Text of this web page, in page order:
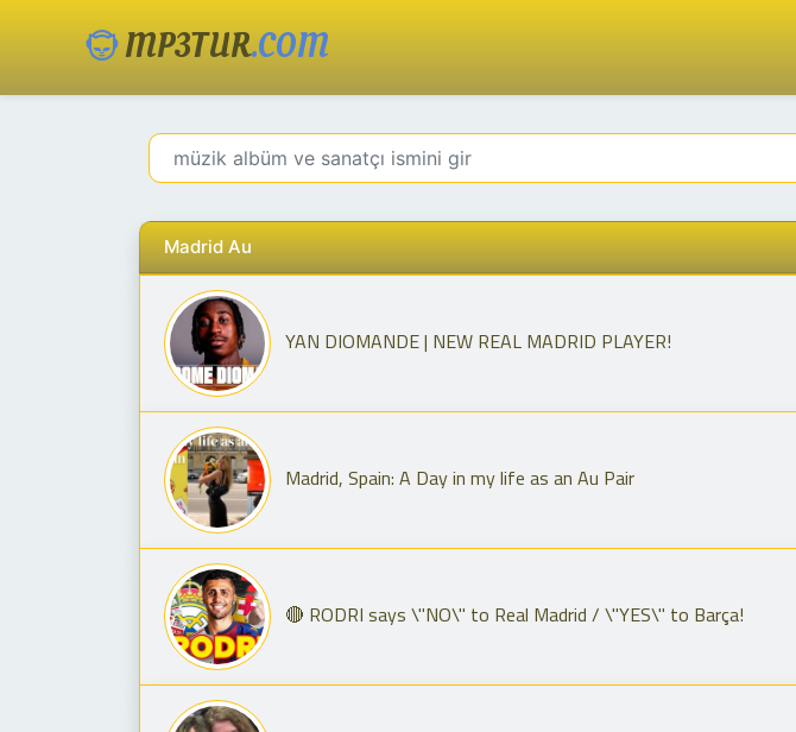
MP3TUR.COM
Madrid Au
YAN DIOMANDE | NEW REAL MADRID PLAYER!
Madrid, Spain: A Day in my life as an Au Pair
🔴 RODRI says \"NO\" to Real Madrid / \"YES\" to Barça!